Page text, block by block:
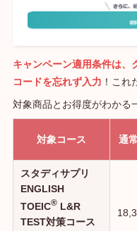
キャンペーン適用条件は、
コードを忘れず入力 ！これ
対象商品とお得度がわかる
対象コース 通
スタディサプリ
ENGLISH
TOEIC® L&R
TEST対策コース